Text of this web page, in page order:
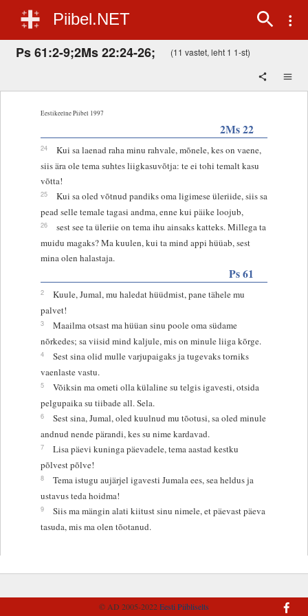
Piibel.NET
Ps 61:2-9;2Ms 22:24-26; (11 vastet, leht 1 1-st)
Eestikeelne Piibel 1997
2Ms 22
24
Kui sa laenad raha minu rahvale, mõnele, kes on vaene,
siis ära ole tema suhtes liigkasuvõtja: te ei tohi temalt kasu
võtta!
25
Kui sa oled võtnud pandiks oma ligimese üleriide, siis sa
pead selle temale tagasi andma, enne kui päike loojub,
26
sest see ta üleriie on tema ihu ainsaks katteks. Millega ta
muidu magaks? Ma kuulen, kui ta mind appi hüüab, sest
mina olen halastaja.
Ps 61
2
Kuule, Jumal, mu haledat hüüdmist, pane tähele mu
palvet!
3
Maailma otsast ma hüüan sinu poole oma südame
nõrkedes; sa viisid mind kaljule, mis on minule liiga kõrge.
4
Sest sina olid mulle varjupaigaks ja tugevaks torniks
vaenlaste vastu.
5
Võiksin ma ometi olla külaline su telgis igavesti, otsida
pelgupaika su tiibade all. Sela.
6
Sest sina, Jumal, oled kuulnud mu tõotusi, sa oled minule
andnud nende pärandi, kes su nime kardavad.
7
Lisa päevi kuninga päevadele, tema aastad kestku
põlvest põlve!
8
Tema istugu aujärjel igavesti Jumala ees, sea heldus ja
ustavus teda hoidma!
9
Siis ma mängin alati kiitust sinu nimele, et päevast päeva
tasuda, mis ma olen tõotanud.
© AD 2005-2022Eesti Piibliselts